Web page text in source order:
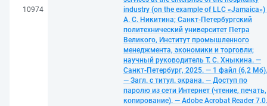
10974
industry (on the example of LLC
А. С. Никитина; Санкт-Петербургский
политехнический университет Петра
Великого, Институт промышленного
менеджмента, экономики и торговли;
научный руководитель Т. С. Хныкина. —
Санкт-Петербург, 2025. — 1 файл (6,2 Мб).
— Загл. с титул. экрана. — Доступ по
паролю из сети Интернет (чтение, печать,
копирование). — Adobe Acrobat Reader 7.0.